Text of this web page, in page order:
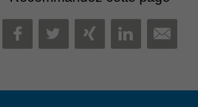
FACEBOOK
TWITTER
XINGLINKEDIN
MAIL